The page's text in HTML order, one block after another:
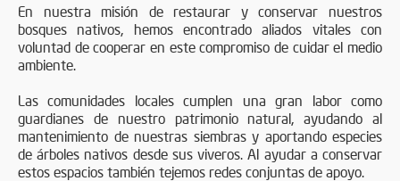
En nuestra misión de restaurar y conservar nuestros
bosques nativos, hemos encontrado aliados vitales con
voluntad de cooperar en este compromiso de cuidar el medio
ambiente.
Las comunidades locales cumplen una gran labor como
guardianes de nuestro patrimonio natural, ayudando al
mantenimiento de nuestras siembras y aportando especies
de árboles nativos desde sus viveros. Al ayudar a conservar
estos espacios también tejemos redes conjuntas de apoyo.